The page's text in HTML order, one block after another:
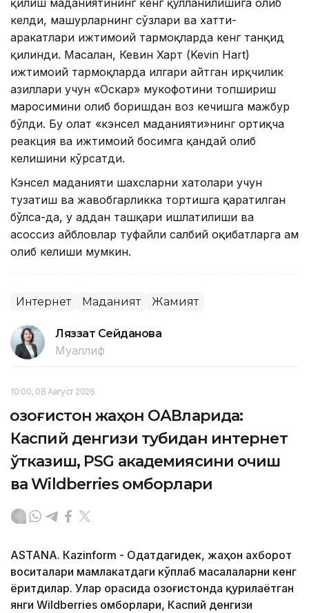
қилиш маданиятининг кенг қўлланилишига олиб
келди, машҳурларнинг сўзлари ва хатти-
ҳаракатлари ижтимоий тармоқларда кенг танқид
қилинди. Масалан, Кевин Харт (Kevin Hart)
ижтимоий тармоқларда илгари айтган ирқчилик
ҳазиллари учун «Оскар» мукофотини топшириш
маросимини олиб боришдан воз кечишга мажбур
бўлди. Бу ҳолат «кэнсел маданияти»нинг ортиқча
реакция ва ижтимоий босимга қандай олиб
келишини кўрсатди.
Кэнсел маданияти шахсларни хатолари учун
тузатиш ва жавобгарликка тортишга қаратилган
бўлса-да, у ҳаддан ташқари ишлатилиши ва
асоссиз айбловлар туфайли салбий оқибатларга ҳам
олиб келиши мумкин.
Интернет Маданият Жамият
Ляззат Сейданова
Муаллиф
10:00, 08 Август 2026
Қозоғистон жаҳон ОАВларида:
Каспий денгизи тубидан интернет
ўтказиш, PSG академиясини очиш
ва Wildberries омборлари
ASTANА. Кazinform - Одатдагидек, жаҳон ахборот
воситалари мамлакатдаги кўплаб масалаларни кенг
ёритдилар. Улар орасида Қозоғистонда қурилаётган
янги Wildberries омборлари, Каспий денгизи